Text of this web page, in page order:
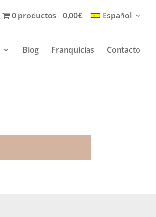
0 productos 0,00€ Español
Blog Franquicias Contacto